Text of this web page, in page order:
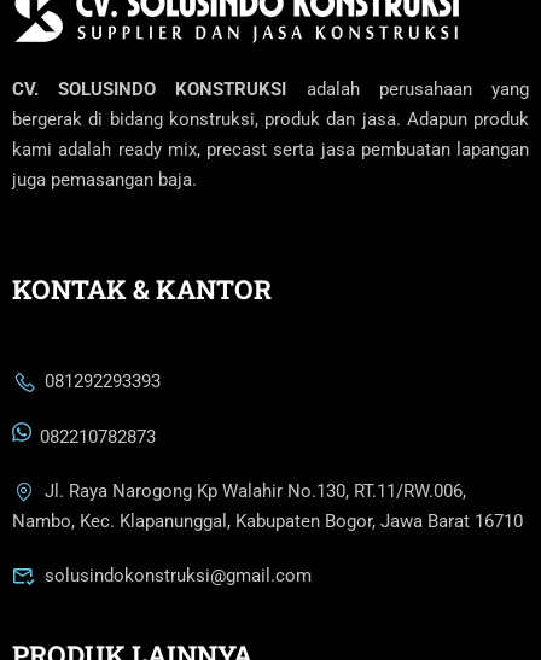
CV. SOLUSINDO KONSTRUKSI adalah perusahaan yang
bergerak di bidang konstruksi, produk dan jasa. Adapun produk
kami adalah ready mix, precast serta jasa pembuatan lapangan
juga pemasangan baja.
KONTAK & KANTOR
081292293393
082210782873
Jl. Raya Narogong Kp Walahir No.130, RT.11/RW.006,
Nambo, Kec. Klapanunggal, Kabupaten Bogor, Jawa Barat 16710
solusindokonstruksi@gmail.com